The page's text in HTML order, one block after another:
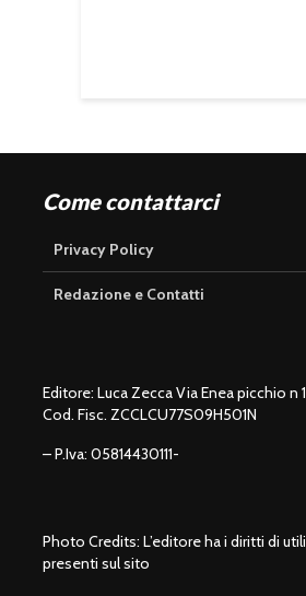
Come contattarci
Privacy Policy
Redazione e Contatti
Editore: Luca Zecca Via Enea picchio n
Cod. Fisc. ZCCLCU77S09H501N
– P.Iva: 05814430111-
Photo Credits: L’editore ha i diritti di
presenti sul sito